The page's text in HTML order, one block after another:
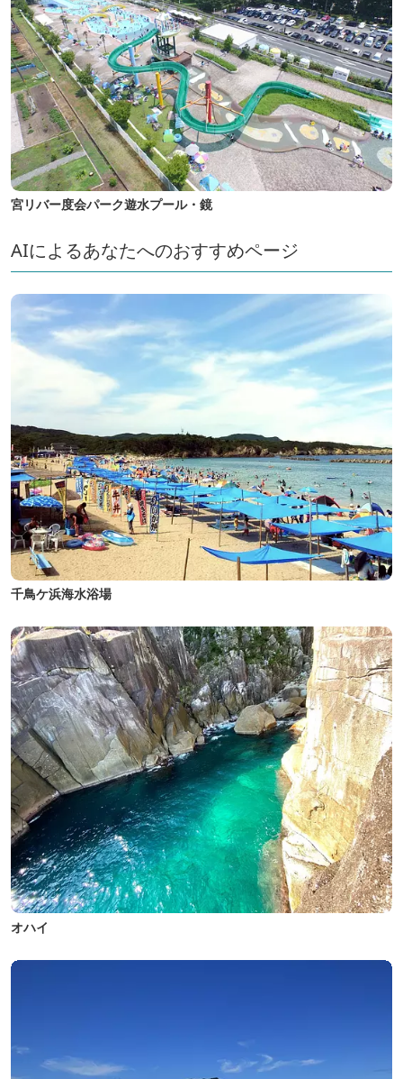
宮リバー度会パーク遊水プール・鏡
AIによるあなたへのおすすめページ
千鳥ケ浜海水浴場
オハイ